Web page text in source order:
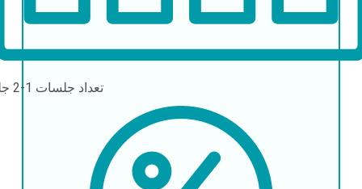
تعداد جلسات 1-2 جلسه